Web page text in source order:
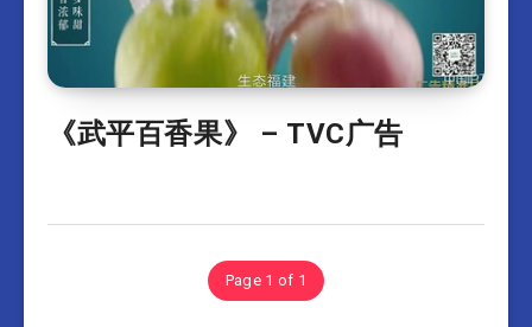
《武平百香果》 – TVC广告
Page 1 of 1